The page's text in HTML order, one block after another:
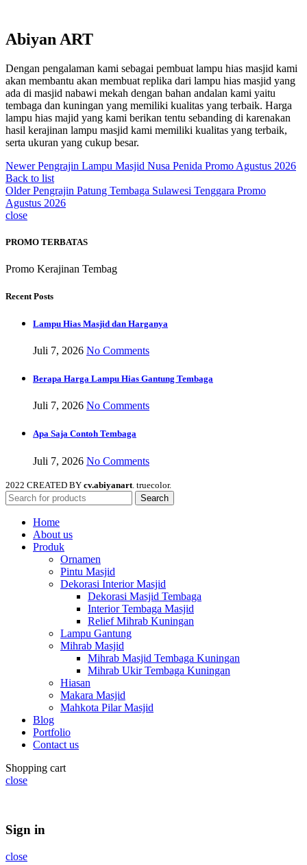
Abiyan ART
Dengan pengalaman kami sebagai pembuat lampu hias masjid kami
akan membantu akan membuat replika dari lampu hias masjid yang
ada di masjid nabawi mekah dengan bahan andalan kami yaitu
tembaga dan kuningan yang memiliki kualitas yang terbaik. Harga
lampu hias majid yang kami berikan tentu sebanding di karenakan
hasil kerajinan lampu masjid kami memiliki kualitas yang terbaik,
serta ukuran yang cukup besar.
Newer Pengrajin Lampu Masjid Nusa Penida Promo Agustus 2026
Back to list
Older Pengrajin Patung Tembaga Sulawesi Tenggara Promo
Agustus 2026
close
PROMO TERBATAS
Promo Kerajinan Tembag
Recent Posts
Lampu Hias Masjid dan Harganya
Juli 7, 2026 No Comments
Berapa Harga Lampu Hias Gantung Tembaga
Juli 7, 2026 No Comments
Apa Saja Contoh Tembaga
Juli 7, 2026 No Comments
2022 CREATED BY cv.abiyanart . truecolor.
Search
Home
About us
Produk
Ornamen
Pintu Masjid
Dekorasi Interior Masjid
Dekorasi Masjid Tembaga
Interior Tembaga Masjid
Relief Mihrab Kuningan
Lampu Gantung
Mihrab Masjid
Mihrab Masjid Tembaga Kuningan
Mihrab Ukir Tembaga Kuningan
Hiasan
Makara Masjid
Mahkota Pilar Masjid
Blog
Portfolio
Contact us
Shopping cart
close
Sign in
close